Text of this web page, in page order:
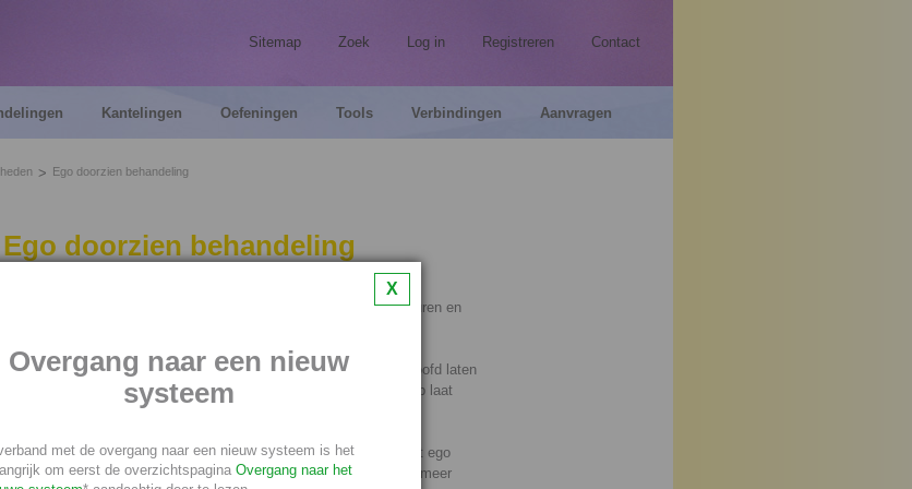
Sitemap Zoek Log in Registreren Contact
Kantelingen Oefeningen Tools Verbindingen Aanvragen
Ego doorzien behandeling
Ego doorzien behandeling
helpt jou om sneller te doorzien hoe je ego jou kan besturen en
een ‘verkeerde’ weg in laten slaan of dingen over het hoofd laten
vanwege een angst voor een onverwerkte pijn - de andere kant op laat
geeft jou dus het vermogen het misleidende spel van het ego
je minder snel door onbewuste angsten wordt misleid en meer
X
Overgang naar een nieuw
systeem
met de overgang naar een nieuw systeem is het
om eerst de overzichtspagina Overgang naar het